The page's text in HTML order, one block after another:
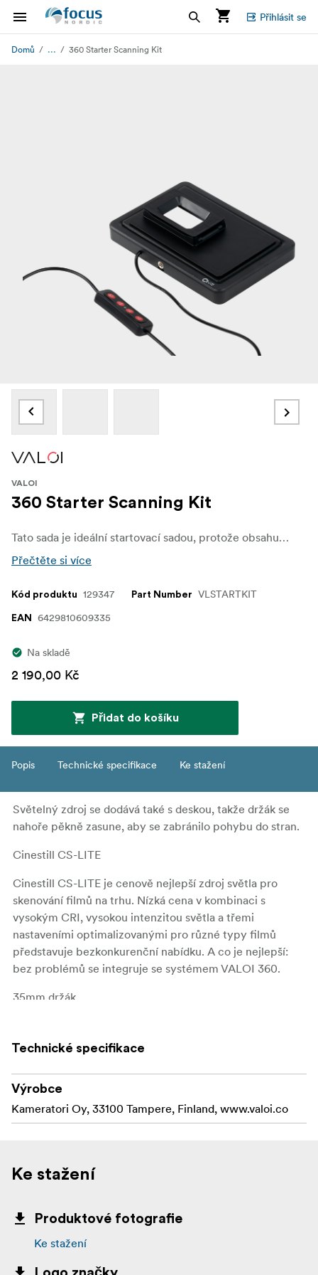
Přihlásit se
Domů ... 360 Starter Scanning Kit
VALOI
360 Starter Scanning Kit
Tato sada je ideální startovací sadou, protože obsahuje základní vybavení pro skenování: Skvělý zdroj světla a skvělý držák.
Přečtěte si více
Kód produktu 129347 Part Number VLSTARTKIT
EAN 6429810609335
Na skladě
2 190,00 Kč
Přidat do košíku
Popis Technické specifikace Ke stažení
Světelný zdroj se dodává také s deskou, takže držák se
nahoře pěkně zasune, aby se zabránilo pohybu do stran.
Cinestill CS-LITE
Cinestill CS-LITE je cenově nejlepší zdroj světla pro
skenování filmů na trhu. Nízká cena v kombinaci s
vysokým CRI, vysokou intenzitou světla a třemi
nastaveními optimalizovanými pro různé typy filmů
představuje bezkonkurenční nabídku. A co je nejlepší:
bez problémů se integruje se systémem VALOI 360.
35mm držák
film s rozměry rámečku přibližně 24 × 36 mm a je
Advancer, ale lze jej používat i samostatně.
Technické specifikace
Výrobce
Kameratori Oy, 33100 Tampere, Finland, www.valoi.co
Ke stažení
Produktové fotografie
Ke stažení